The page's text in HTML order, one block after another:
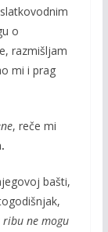
o
razmišljam
mi i prag
, reče mi
bašti,
ne mogu